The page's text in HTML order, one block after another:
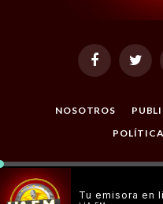
FacebookTwitter
NOSOTROS
© 2026 Todos los Derechos
Masterclic.Net
Tu emisora en